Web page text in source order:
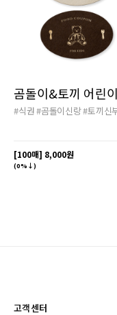
#식권#곰돌이신랑#토끼신
[100매] 8,000원
(0%↓)
고객센터